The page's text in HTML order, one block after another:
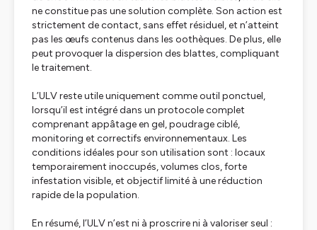
ne constitue pas une solution complète. Son action est
strictement de contact, sans effet résiduel, et n’atteint
pas les œufs contenus dans les oothèques. De plus, elle
peut provoquer la dispersion des blattes, compliquant
le traitement.
L’ULV reste utile uniquement comme outil ponctuel,
lorsqu’il est intégré dans un protocole complet
comprenant appâtage en gel, poudrage ciblé,
monitoring et correctifs environnementaux. Les
conditions idéales pour son utilisation sont : locaux
temporairement inoccupés, volumes clos, forte
infestation visible, et objectif limité à une réduction
rapide de la population.
En résumé, l’ULV n’est ni à proscrire ni à valoriser seul :